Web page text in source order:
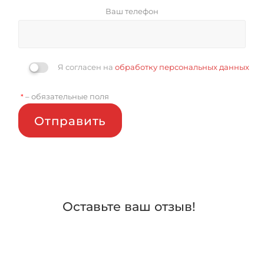
Ваш телефон
Я согласен на обработку персональных данных
Отправить
* – обязательные поля
Оставьте ваш отзыв!